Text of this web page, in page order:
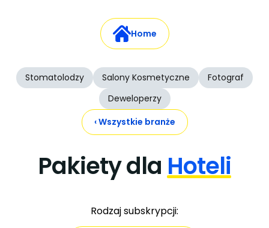
Home
Stomatolodzy Salony Kosmetyczne
Fotograf
Deweloperzy
‹ Wszystkie branże
Pakiety dla Hoteli
Rodzaj subskrypcji: